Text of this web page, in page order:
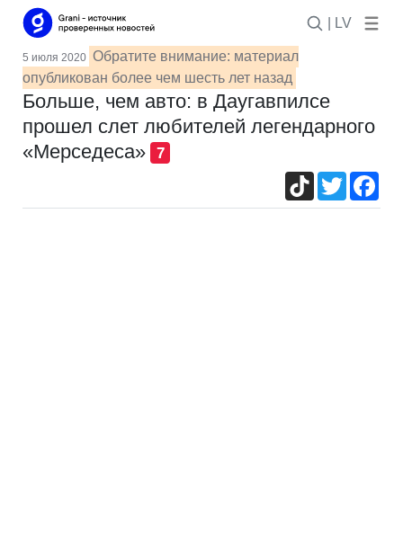
| LV
5 июля 2020 Обратите внимание: материал
опубликован более чем шесть лет назад
Больше, чем авто: в Даугавпилсе
прошел слет любителей легендарного
«Мерседеса»
7
TikTokTwitter